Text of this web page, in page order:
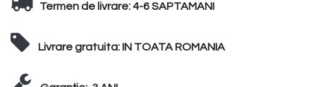
Termen de livrare:4-6 SAPTAMANI
Livrare gratuita: IN TOATA ROMANIA